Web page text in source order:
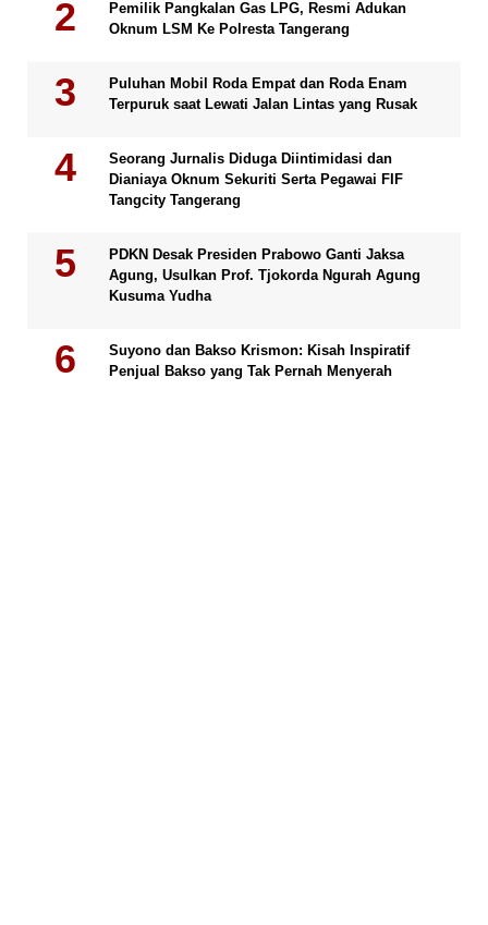
Pemilik Pangkalan Gas LPG, Resmi Adukan
Oknum LSM Ke Polresta Tangerang
Puluhan Mobil Roda Empat dan Roda Enam
Terpuruk saat Lewati Jalan Lintas yang Rusak
Seorang Jurnalis Diduga Diintimidasi dan
Dianiaya Oknum Sekuriti Serta Pegawai FIF
Tangcity Tangerang
PDKN Desak Presiden Prabowo Ganti Jaksa
Agung, Usulkan Prof. Tjokorda Ngurah Agung
Kusuma Yudha
Suyono dan Bakso Krismon: Kisah Inspiratif
Penjual Bakso yang Tak Pernah Menyerah